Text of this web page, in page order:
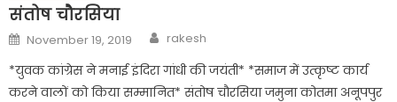
संतोष चौरसिया
Posted
on
November 19, 2019 Author
rakesh
*युवक कांग्रेस ने मनाई इंदिरा गांधी की जयंती* *समाज में उत्कृष्ट कार्य
करने वालों को किया सम्मानित* संतोष चौरसिया जमुना कोतमा अनूपपुर